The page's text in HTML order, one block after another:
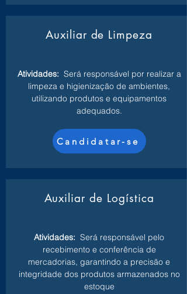
Auxiliar de Limpeza
Atividades: Será responsável por realizar a
limpeza e higienização de ambientes,
utilizando produtos e equipamentos
adequados.
Candidatar-se
Auxiliar de Logística
Atividades: Será responsável pelo
recebimento e conferência de
mercadorias, garantindo a precisão e
integridade dos produtos armazenados no
estoque